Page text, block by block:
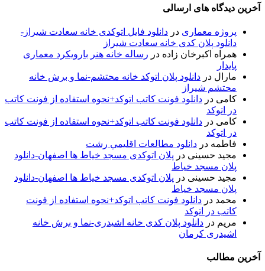
آخرین دیدگاه های ارسالی
پروژه معماری در دانلود فایل اتوکدی خانه سعادت شیراز-
دانلود پلان کدی خانه سعادت شیراز
همراه اکبرخان زاده در رساله خانه هنر بارویکرد معماری
پایدار
مارال در دانلود پلان اتوکد خانه محتشم-نما و برش خانه
محتشم شیراز
کامی در دانلود فونت کاتب اتوکد+نحوه استفاده از فونت کاتب
در اتوکد
کامی در دانلود فونت کاتب اتوکد+نحوه استفاده از فونت کاتب
در اتوکد
فاطمه در دانلود مطالعات اقليمي رشت
مجید حسینی در پلان اتوکدی مسجد خیاط ها اصفهان-دانلود
پلان مسجد خیاط
مجید حسینی در پلان اتوکدی مسجد خیاط ها اصفهان-دانلود
پلان مسجد خیاط
محمد در دانلود فونت کاتب اتوکد+نحوه استفاده از فونت
کاتب در اتوکد
مریم در دانلود پلان کدی خانه اشیدری-نما و برش خانه
اشیدری کرمان
آخرین مطالب